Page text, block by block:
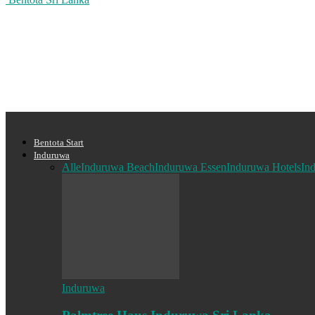
Bentota Start
Induruwa
AlleInduruwa BeachInduruwa EssenInduruwa Hotels
Induruwa